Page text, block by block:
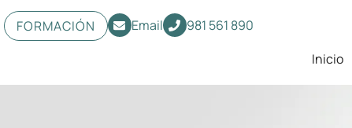
Inicio
FORMACIÓN Email 981 561 890